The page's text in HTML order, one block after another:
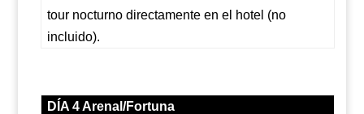
tour nocturno directamente en el hotel (no
incluido).
DÍA 4Arenal/Fortuna